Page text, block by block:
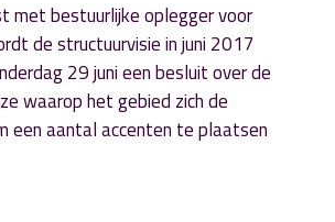
met bestuurlijke oplegger voor
de structuurvisie in juni 2017
29 juni een besluit over de
waarop het gebied zich de
een aantal accenten te plaatsen